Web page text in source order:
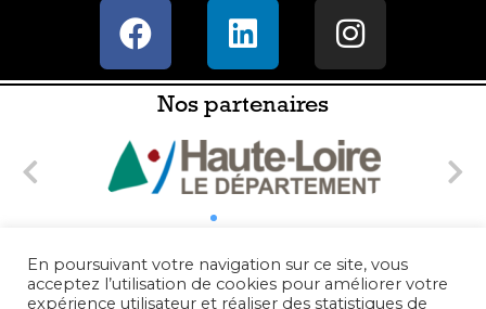
Nos partenaires
En poursuivant votre navigation sur ce site, vous
acceptez l’utilisation de cookies pour améliorer votre
expérience utilisateur et réaliser des statistiques de